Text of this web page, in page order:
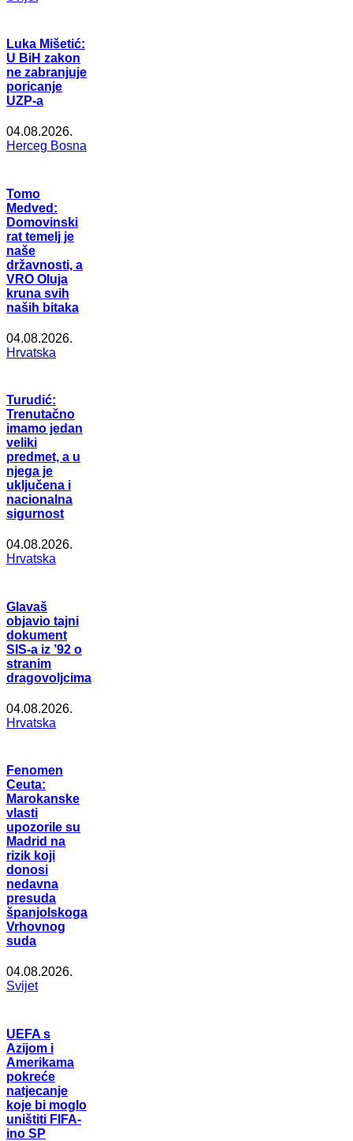
Luka Mišetić:
U BiH zakon
ne zabranjuje
poricanje
UZP-a
04.08.2026.
Herceg Bosna
Tomo
Medved:
Domovinski
rat temelj je
naše
državnosti, a
VRO Oluja
kruna svih
naših bitaka
04.08.2026.
Hrvatska
Turudić:
Trenutačno
imamo jedan
veliki
predmet, a u
njega je
uključena i
nacionalna
sigurnost
04.08.2026.
Hrvatska
Glavaš
objavio tajni
dokument
SIS-a iz ’92 o
stranim
dragovoljcima
04.08.2026.
Hrvatska
Fenomen
Ceuta:
Marokanske
vlasti
upozorile su
Madrid na
rizik koji
donosi
nedavna
presuda
španjolskoga
Vrhovnog
suda
04.08.2026.
Svijet
UEFA s
Azijom i
Amerikama
pokreće
natjecanje
koje bi moglo
uništiti FIFA-
ino SP